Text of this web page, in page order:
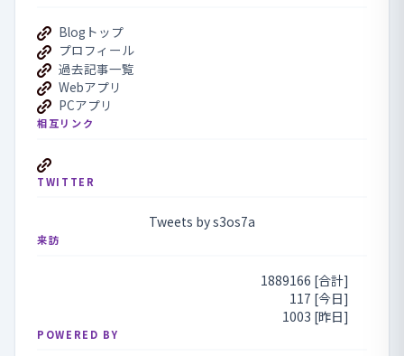
Blogトップ
プロフィール
過去記事一覧
Webアプリ
PCアプリ
相互リンク
TWITTER
Tweets by s3os7a
来訪
1889166 [合計]
117 [今日]
1003 [昨日]
POWERED BY